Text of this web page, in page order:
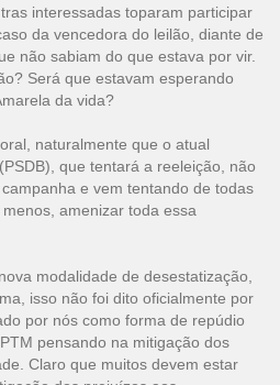
interessadas toparam participar
da vencedora do leilão, diante de
não sabiam do que estava por vir.
Será que estavam esperando
da vida?
naturalmente que o atual
que tentará a reeleição, não
e vem tentando de todas
amenizar toda essa
modalidade de desestatização,
isso não foi dito oficialmente por
por nós como forma de repúdio
pensando na mitigação dos
Claro que muitos devem estar